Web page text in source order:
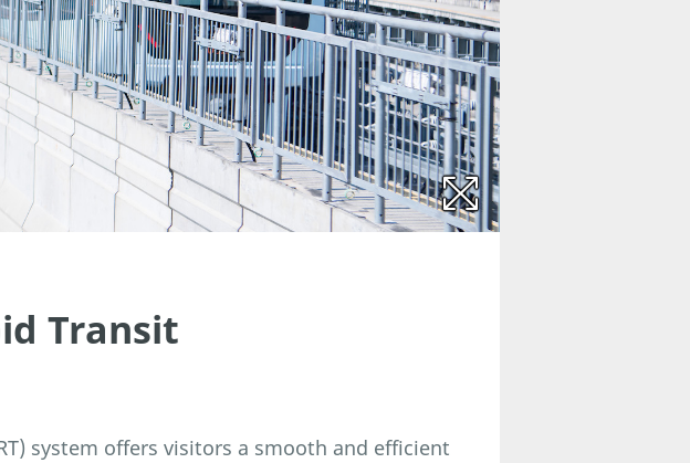
Transit
system offers visitors a smooth and efficient